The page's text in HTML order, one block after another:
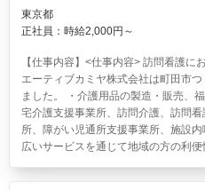
東京都
正社員：時給2,000円～
【仕事内容】<仕事内容> 訪問看護に
エーティブカミヤ株式会社は町田市
ました。 ・介護用品の製造・販売、
宅介護支援事業所、訪問介護、訪問
所、障がい児通所支援事業所、施設
広いサービスを通じて地域の方の利